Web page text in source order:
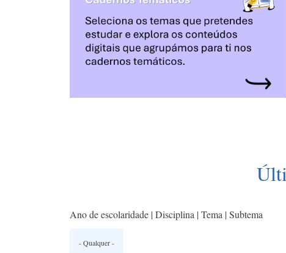
Ano de escolaridade | Disciplina | Tema | Subtema